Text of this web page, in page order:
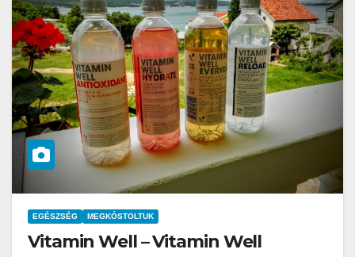
EGÉSZSÉG MEGKÓSTOLTUK
Vitamin Well – Vitamin Well